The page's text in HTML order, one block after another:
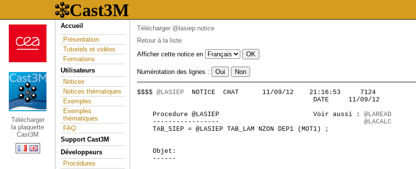
Télécharger
la plaquette
Cast3M
Accueil
Présentation
Tutoriels et vidéos
Formations
Utilisateurs
Notices
Notices thématiques
Exemples
Exemples
thématiques
FAQ
Support Cast3M
Développeurs
Procédures
Télécharger @lasiep.notice
Retour à la liste
Afficher cette notice en
Numérotation des lignes :
$$$$ @LASIEP
  NOTICE  CHAT      11/09/12    21:16:53     7124
                                             DATE     11/09/12
    Procedure @LASIEP                        Voir aussi :
@LAREAD
    -----------------
@LACALC
    TAB_SIEP = @LASIEP TAB_LAM NZON DEP1 (MOT1) ;
    Objet:
    ------